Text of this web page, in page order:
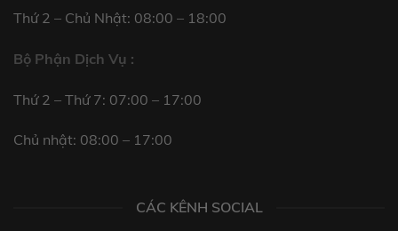
Thứ 2 – Chủ Nhật: 08:00 – 18:00
Bộ Phận Dịch Vụ :
Thứ 2 – Thứ 7: 07:00 – 17:00
Chủ nhật: 08:00 – 17:00
CÁC KÊNH SOCIAL